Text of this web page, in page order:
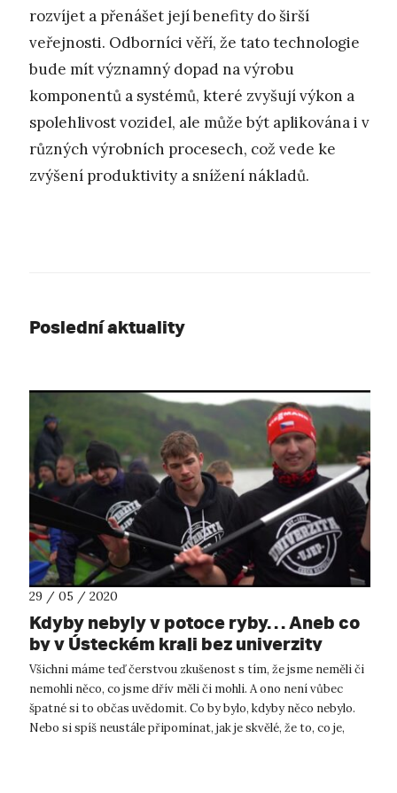
rozvíjet a přenášet její benefity do širší
veřejnosti. Odborníci věří, že tato technologie
bude mít významný dopad na výrobu
komponentů a systémů, které zvyšují výkon a
spolehlivost vozidel, ale může být aplikována i v
různých výrobních procesech, což vede ke
zvýšení produktivity a snížení nákladů.
Poslední aktuality
29 / 05 / 2020
Kdyby nebyly v potoce ryby… Aneb co
by v Ústeckém kraji bez univerzity
chybělo.
Všichni máme teď čerstvou zkušenost s tím, že jsme neměli či
nemohli něco, co jsme dřív měli či mohli. A ono není vůbec
špatné si to občas uvědomit. Co by bylo, kdyby něco nebylo.
Nebo si spíš neustále připomínat, jak je skvělé, že to, co je,